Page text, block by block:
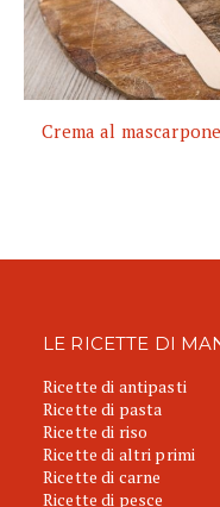
Crema al
LE RICETTE DI
Ricette di antipasti
Ricette di pasta
Ricette di riso
Ricette di altri primi
Ricette di carne
Ricette di pesce